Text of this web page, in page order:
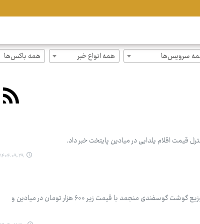
سرویس‌ها همه انواع خبر همه باکس‌ها
قیمت اقلام یلدایی در میادین پایتخت خبر داد.
۱۴۰۴.۰۹.۲۹
مدیرعامل سازمان میادین میوه و تره‌بار شهرداری تهران از توزیع گوشت گوسفندی منجمد با قیمت زیر ۶۰۰ هزار تومان در میادین و